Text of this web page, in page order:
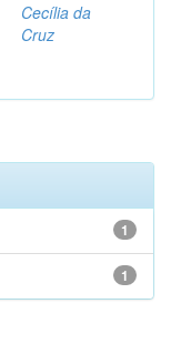
Cecília da
Cruz
1
1